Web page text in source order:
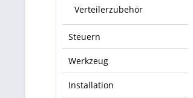
Verteilerzubehör
Steuern
Werkzeug
Installation